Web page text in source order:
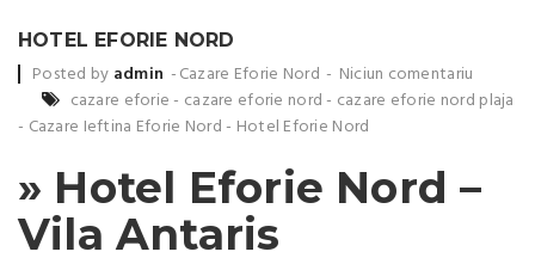
HOTEL EFORIE NORD
Posted by admin Cazare Eforie Nord
Niciun comentariu
cazare eforie - cazare eforie nord - cazare eforie nord plaja
- Cazare Ieftina Eforie Nord - Hotel Eforie Nord
» Hotel Eforie Nord –
Vila Antaris